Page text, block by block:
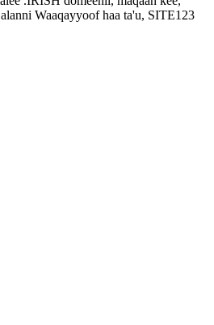
Waaqayyoof haa ta'u, SITE123